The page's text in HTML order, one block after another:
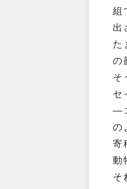
組
出
た
の
そ
セ
—
の
寄
動
そ